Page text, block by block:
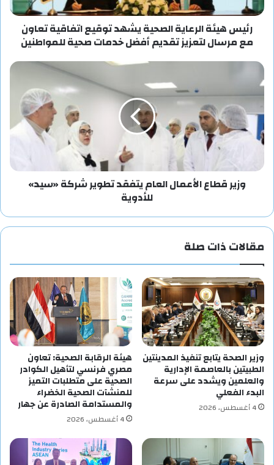
رئيس هيئة الرعاية الصحية يشهد توقيع اتفاقية تعاون
مع مرسال لتعزيز تقديم أفضل خدمات صحية للمواطنين
وزير قطاع الأعمال العام يتفقد تطوير شركة «سيد»
للأدوية
مقالات ذات صلة
وزير الصحة يتابع تنفيذ المدينتين
الطبيتين بالعاصمة الإدارية
والعلمين ويشدد على سرعة
البدء الفعلي
4 أغسطس، 2026
هيئة الرقابة الصحية: تعاون
مصري فرنسي لتأهيل الكوادر
الصحية على متطلبات التميز
للمنشآت الصحية الخضراء
والمستدامة الصادرة عن جهار
4 أغسطس، 2026